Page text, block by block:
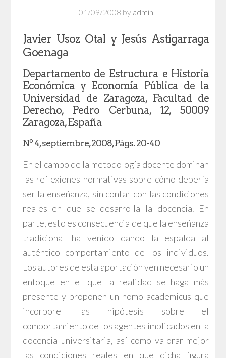
01/09/2008 by admin
Javier Usoz Otal y Jesús Astigarraga
Goenaga
Departamento de Estructura e Historia
Económica y Economía Pública de la
Universidad de Zaragoza, Facultad de
Derecho, Pedro Cerbuna, 12, 50009
Zaragoza, España
Nº 4, septiembre, 2008, Págs. 20-40
En el campo de la metodología docente dominan
las reflexiones normativas sobre cómo debería
ser la enseñanza, sin contar con las condiciones
reales en que se desarrolla la docencia. En
parte, esto es consecuencia de que la enseñanza
tradicional ha venido dando la espalda al
auténtico comportamiento de los individuos.
Los autores de esta aportación ven necesario un
enfoque en el que la realidad se haga más
presente y proponen un homo academicus que
incorpore las hipótesis sobre el
comportamiento de los agentes implicados en la
docencia universitaria, así como valorar mejor
las condiciones reales en que dicha figura